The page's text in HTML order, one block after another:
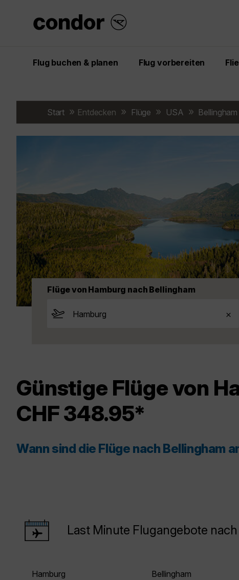
Flug buchen & planen Flug vorbereiten
Start Entdecken Flüge USA Bellingham
Flüge von Hamburg nach Bellingham
Günstige Flüge von
CHF 348.95*
Wann sind die Flüge nach Bellingham
Last Minute Flugangebote
Hamburg Bellingham